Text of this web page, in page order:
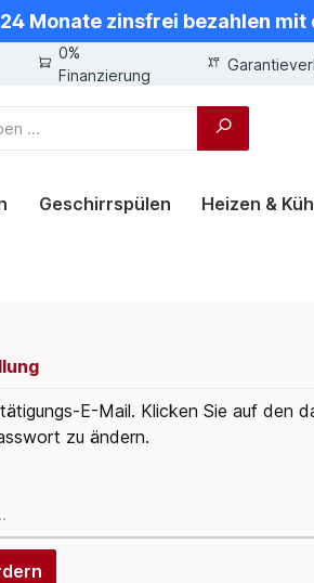
Monate zinsfrei bezahlen mit
0%
Finanzierung
Geschirrspülen Heizen &
E-Mail. Klicken Sie auf den
zu ändern.